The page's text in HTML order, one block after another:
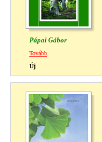
Pápai Gábor
Tovább
Új